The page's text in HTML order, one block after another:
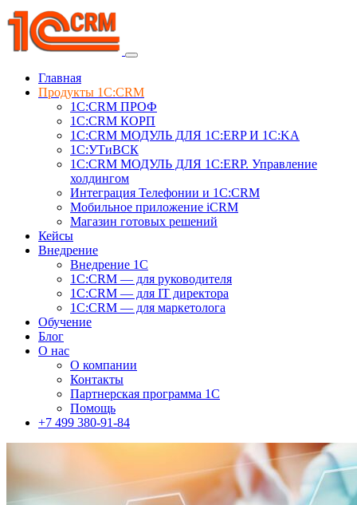
Главная
Продукты 1C:CRM
1С:CRM ПРОФ
1С:CRM КОРП
1С:CRM МОДУЛЬ ДЛЯ 1C:ERP И 1C:KA
1C:УТиВСК
1С:CRM МОДУЛЬ ДЛЯ 1C:ERP. Управление
холдингом
Интеграция Телефонии и 1C:CRM
Мобильное приложение iCRM
Магазин готовых решений
Кейсы
Внедрение
Внедрение 1C
1С:CRM — для руководителя
1С:CRM — для IT директора
1С:CRM — для маркетолога
Обучение
Блог
О нас
О компании
Контакты
Партнерская программа 1С
Помощь
+7 499 380-91-84